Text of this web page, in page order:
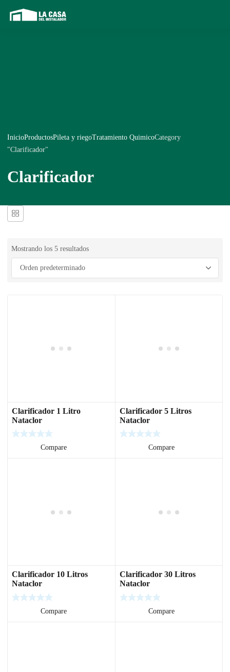
InicioProductosPileta y riegoTratamiento QuimicoCategory
"Clarificador"
Clarificador
Mostrando los 5 resultados
Clarificador 1 Litro
Nataclor
Compare
Clarificador 5 Litros
Nataclor
Compare
Clarificador 10 Litros
Nataclor
Compare
Clarificador 30 Litros
Nataclor
Compare